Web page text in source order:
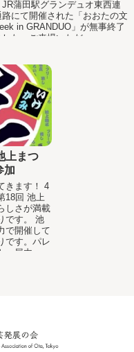
JR蒲田駅グランデュオ東西連
路にて開催された「おおたの文
in GRANDUO」が無事終了
した。ご来場いただ...
上まつ
加
きます！ 4
18回 池上
しさが満載
です。 池
で開催して
です。パレ
、屋内...